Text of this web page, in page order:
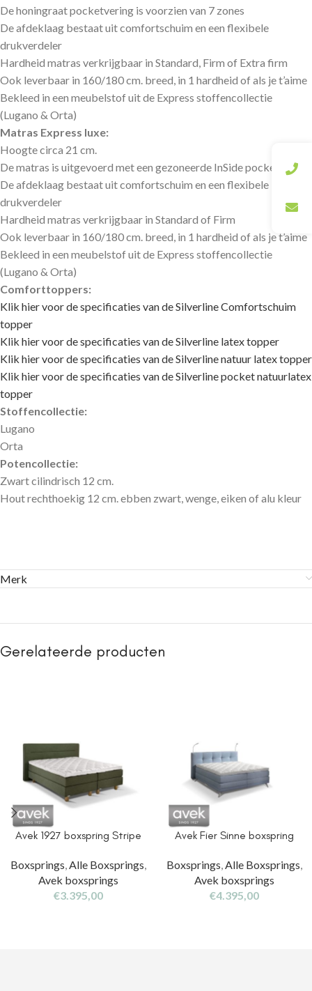
De honingraat pocketvering is voorzien van 7 zones
De afdeklaag bestaat uit comfortschuim en een flexibele
drukverdeler
Hardheid matras verkrijgbaar in Standard, Firm of Extra firm
Ook leverbaar in 160/180 cm. breed, in 1 hardheid of als je t’aime
Bekleed in een meubelstof uit de Express stoffencollectie
(Lugano & Orta)
Matras Express luxe:
Hoogte circa 21 cm.
De matras is uitgevoerd met een gezoneerde InSide pocketvering
De afdeklaag bestaat uit comfortschuim en een flexibele
drukverdeler
Hardheid matras verkrijgbaar in Standard of Firm
Ook leverbaar in 160/180 cm. breed, in 1 hardheid of als je t’aime
Bekleed in een meubelstof uit de Express stoffencollectie
(Lugano & Orta)
Comforttoppers:
Klik hier voor de specificaties van de Silverline Comfortschuim
topper
Klik hier voor de specificaties van de Silverline latex topper
Klik hier voor de specificaties van de Silverline natuur latex topper
Klik hier voor de specificaties van de Silverline pocket natuurlatex
topper
Stoffencollectie:
Lugano
Orta
Potencollectie:
Zwart cilindrisch 12 cm.
Hout rechthoekig 12 cm. ebben zwart, wenge, eiken of alu kleur
Merk
Gerelateerde producten
Avek 1927 boxspring Stripe
Boxsprings Alle Boxsprings
Avek boxsprings
€3.395,00
Avek Fier Sinne boxspring
Boxsprings Alle Boxsprings
Avek boxsprings
€4.395,00